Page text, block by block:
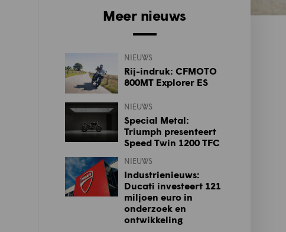
Meer nieuws
NIEUWS
Rij-indruk: CFMOTO
800MT Explorer ES
NIEUWS
Special Metal:
Triumph presenteert
Speed Twin 1200 TFC
NIEUWS
Industrienieuws:
Ducati investeert 121
miljoen euro in
onderzoek en
ontwikkeling